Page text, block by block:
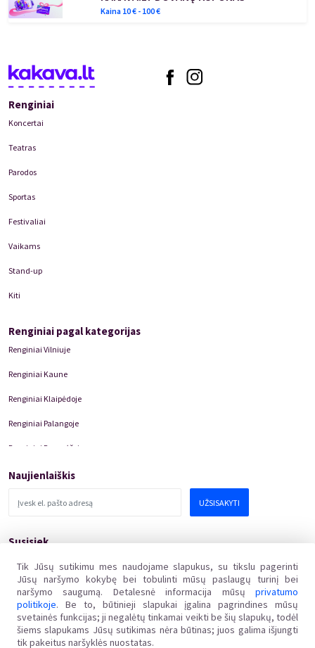
Kaina 10€ - 100€
Tik Jūsų sutikimu mes naudojame slapukus, su tikslu pagerinti
Jūsų naršymo kokybę bei tobulinti mūsų paslaugų turinį bei
naršymo saugumą. Detalesnė informacija mūsų privatumo
politikoje. Be to, būtinieji slapukai įgalina pagrindines mūsų
svetainės funkcijas; ji negalėtų tinkamai veikti be šių slapukų, todėl
šiems slapukams Jūsų sutikimas nėra būtinas; juos galima išjungti
tik pakeitus naršyklės nuostatas.
Renginiai
Koncertai
Teatras
Parodos
Sportas
Festivaliai
Vaikams
Stand-up
Kiti
Renginiai pagal kategorijas
Renginiai Vilniuje
Renginiai Kaune
Renginiai Klaipėdoje
Renginiai Palangoje
Renginiai Panevėžyje
Domino Teatro Spektakliai
Naujienlaiškis
UŽSISAKYTI
Susisiek
Adresas:Žalgirio g.135, LT-08217 Vilnius
Įmonės kodas:304769369
PVM mokėtojo kodas :LT100011648218